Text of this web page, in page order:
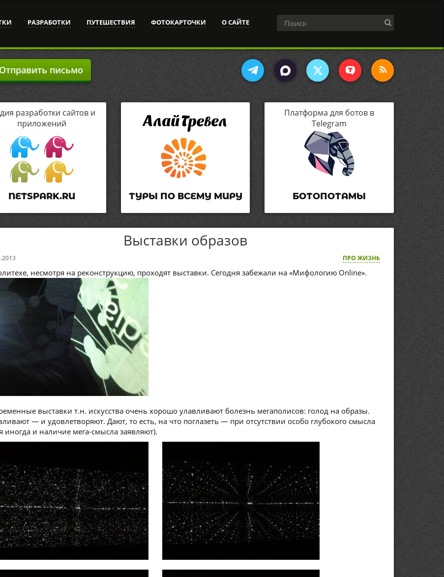
РАЗРАБОТКИ ПУТЕШЕСТВИЯ ФОТОКАРТОЧКИ О САЙТЕ
письмо
разработки сайтов и
приложений
NETSPARK.RU ТУРЫ ПО ВСЕМУ МИРУ
Платформа для ботов в
Telegram
БОТОПОТАМЫ
Выставки образов
ПРО ЖИЗНЬ
несмотря на реконструкцию, проходят выставки. Сегодня забежали на «Мифологию Online».
выставки т.н. искусства очень хорошо улавливают болезнь мегаполисов: голод на образы.
— и удовлетворяют. Дают, то есть, на что поглазеть — при отсутствии особо глубокого смысла
иногда и наличие мега-смысла заявляют).